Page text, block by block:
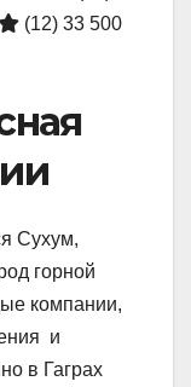
(12) 33 500
Сухум,
горной
компании,
и
в Гаграх